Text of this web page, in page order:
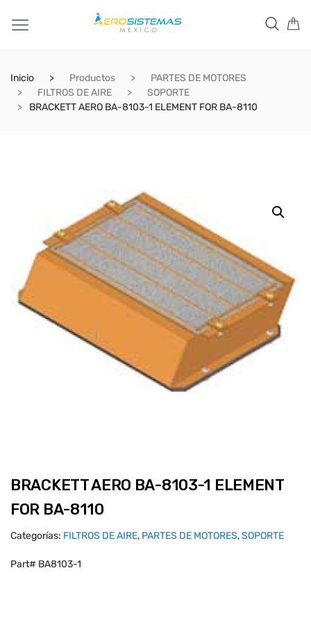
Inicio Productos
PARTES DE MOTORES
FILTROS DE AIRE
SOPORTE
BRACKETT AERO BA-8103-1 ELEMENT FOR BA-8110
BRACKETT AERO BA-8103-1 ELEMENT
FOR BA-8110
Categorías: FILTROS DE AIRE, PARTES DE MOTORES,SOPORTE
Part# BA8103-1